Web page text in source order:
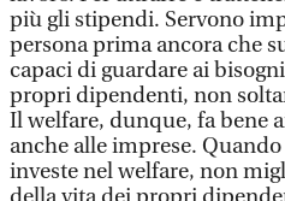
più gli stipendi. Servono
persona prima ancora che
capaci di guardare ai
propri dipendenti, non
Il welfare, dunque, fa bene
anche alle imprese.
investe nel welfare, non